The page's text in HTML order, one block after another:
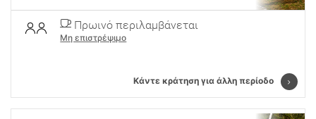
Πρωινό περιλαμβάνεται
Μη επιστρέψιμο
Κάντε κράτηση για άλλη περίοδο